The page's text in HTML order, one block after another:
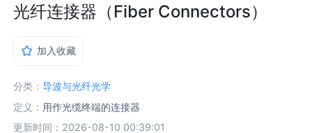
光纤连接器（Fiber Connectors）
加入收藏
分类：导波与光纤光学
定义： 用作光缆终端的连接器
更新时间：2026-08-10 00:39:01